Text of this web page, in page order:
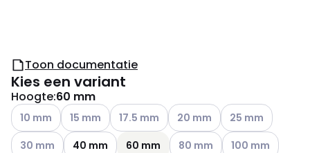
Toon documentatie
Kies een variant
Hoogte:60 mm
Andere varianten (Huidige combinatie niet mogelijk)
10 mm Andere varianten (Huidige combinatie niet
15 mm Andere varianten (Huidige combinatie
17.5 mm Andere varianten (Huidige
20 mm Andere varianten
25 mm
Andere varianten (Huidige combinatie niet mogelijk)
30 mm 40 mm 60 mm Andere varianten (Huidige
80 mm Andere
100 mm